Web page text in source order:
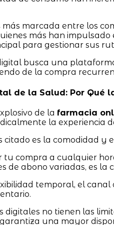
más marcada entre los
más han
para gestionar sus
busca una
de la compra
de la Salud: Por Qué
de la farmacia
la experiencia
citado es la comodidad y
tu compra a cualquier
de abono variadas, es la
temporal, el
digitales no tienen las
una mayor